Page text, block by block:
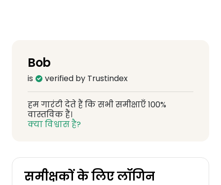
Bob
is verified by Trustindex
हम गारंटी देते हैं कि सभी समीक्षाएँ 100%
वास्तविक हैं।
क्या विश्वास है?
समीक्षकों के लिए लॉगिन